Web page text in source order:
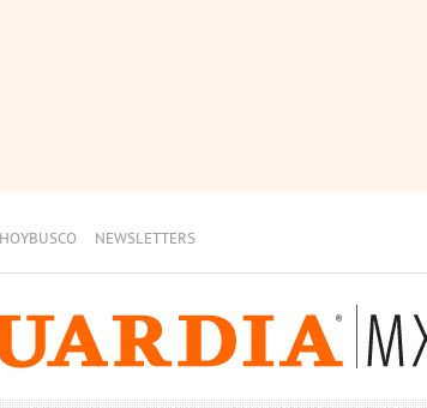
HOYBUSCO NEWSLETTERS